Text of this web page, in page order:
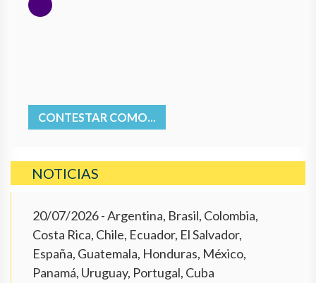
CONTESTAR COMO...
NOTICIAS
20/07/2026- Argentina, Brasil, Colombia,
Costa Rica, Chile, Ecuador, El Salvador,
España, Guatemala, Honduras, México,
Panamá, Uruguay, Portugal, Cuba